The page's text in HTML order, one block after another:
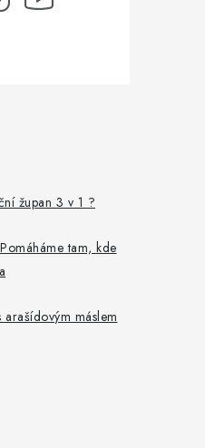
župan 3 v 1 ?
tam, kde
arašídovým máslem